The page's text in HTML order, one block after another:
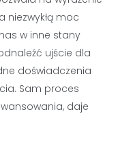
niezwykłą moc
w inne stany
ujście dla
doświadczenia
Sam proces
daje